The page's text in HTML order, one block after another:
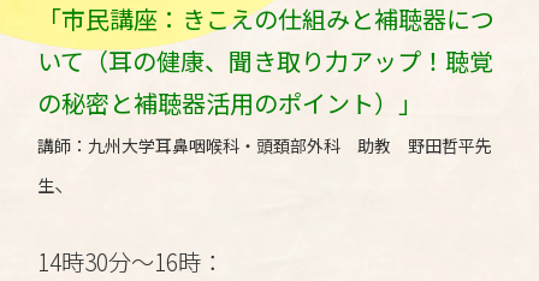
「市民講座：きこえの仕組みと補聴器につ
いて（耳の健康、聞き取り力アップ！聴覚
の秘密と補聴器活用のポイント）」
講師：九州大学耳鼻咽喉科・頭頚部外科 助教 野田哲平先
生、
14時30分～16時：